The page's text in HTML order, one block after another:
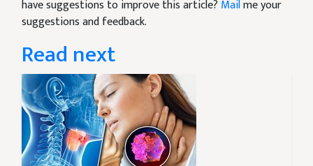
have suggestions to improve this article? Mailme your
suggestions and feedback.
Read next